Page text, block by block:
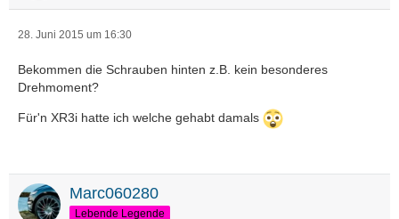
28. Juni 2015 um 16:30
Bekommen die Schrauben hinten z.B. kein besonderes
Drehmoment?
Für'n XR3i hatte ich welche gehabt damals
Marc060280
Lebende Legende